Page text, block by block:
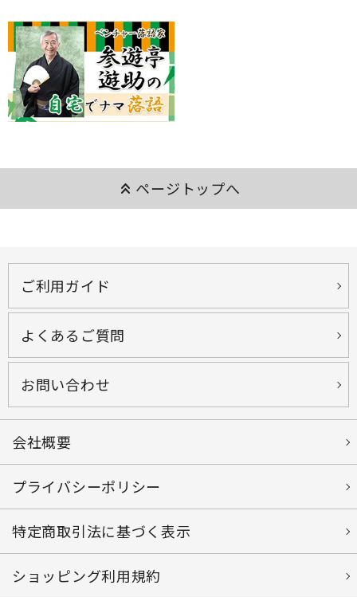
keyboard_double_arrow_up ページトップへ
ご利用ガイド
よくあるご質問
お問い合わせ
会社概要
プライバシーポリシー
特定商取引法に基づく表示
ショッピング利用規約